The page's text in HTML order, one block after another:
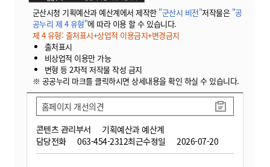
군산시청 기획예산과 예산계에서 제작한 "군산시 비전"저작물은 "공
공누리 제 4 유형"에 따라 이용 할 수 있습니다.
제 4 유형: 출처표시+상업적 이용금지+변경금지
출처표시
비상업적 이용만 가능
변형 등 2차적 저작물 작성 금지
※ 공공누리 마크를 클릭하시면 상세내용을 확인 하실 수 있습니다.
콘텐츠 관리부서
기획예산과 예산계
담당전화
063-454-2312최근수정일 2026-07-20
홈페이지 개선의견